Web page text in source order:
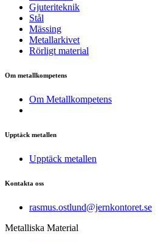
Gjuteriteknik
Stål
Mässing
Metallarkivet
Rörligt material
Om metallkompetens
Om Metallkompetens
Upptäck metallen
Upptäck metallen
Kontakta oss
rasmus.ostlund@jernkontoret.se
Metalliska Material